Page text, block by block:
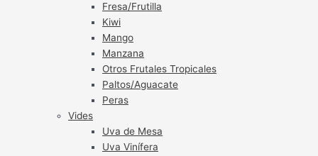
Fresa/Frutilla
Kiwi
Mango
Manzana
Otros Frutales Tropicales
Paltos/Aguacate
Peras
Vides
Uva de Mesa
Uva Vinífera